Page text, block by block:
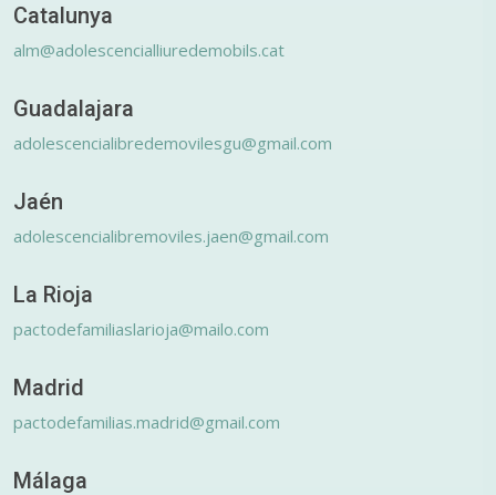
Catalunya
alm@adolescencialliuredemobils.cat
Guadalajara
adolescencialibredemovilesgu@gmail.com
Jaén
adolescencialibremoviles.jaen@gmail.com
La Rioja
pactodefamiliaslarioja@mailo.com
Madrid
pactodefamilias.madrid@gmail.com
Málaga